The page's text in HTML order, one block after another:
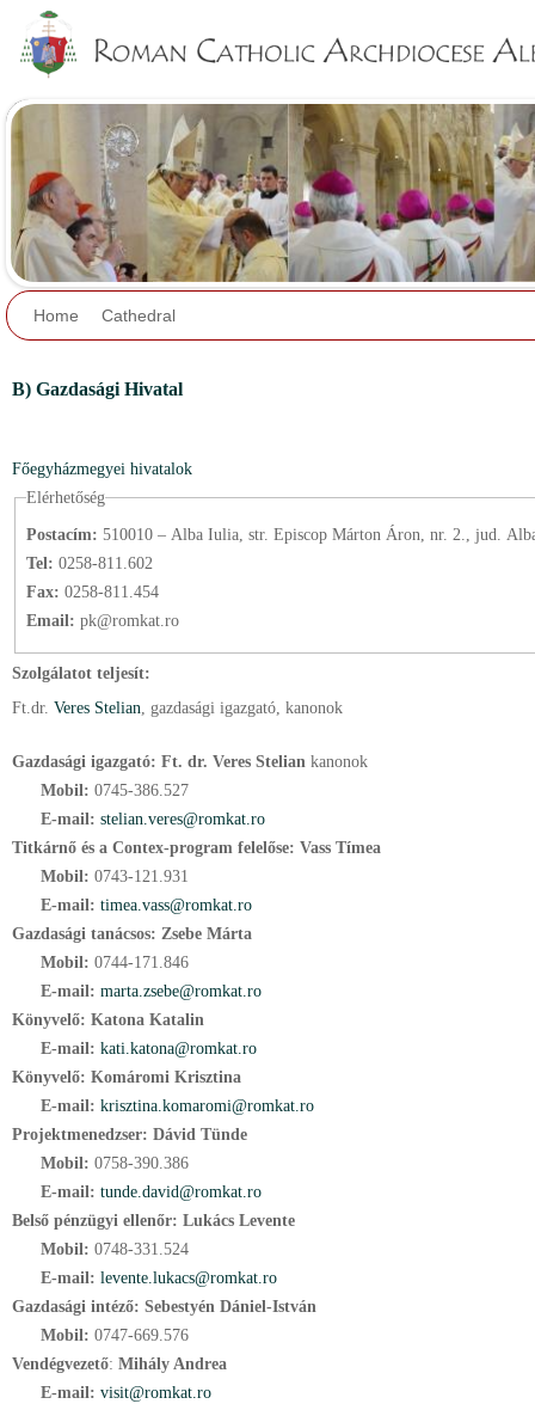
Home Cathedral
B) Gazdasági Hivatal
Főegyházmegyei hivatalok
Elérhetőség
Postacím: 510010 – Alba Iulia, str. Episcop Márton Áron, nr. 2., jud.
Tel: 0258-811.602
Fax: 0258-811.454
Email: pk@romkat.ro
Szolgálatot teljesít:
Ft. dr. Veres Stelian , gazdasági igazgató , kanonok
Gazdasági igazgató: Ft. dr. Veres Stelian kanonok
Mobil: 0745-386.527
E-mail: stelian.veres@romkat.ro
Titkárnő és a Contex-program felelőse: Vass Tímea
Mobil: 0743-121.931
E-mail: timea.vass@romkat.ro
Gazdasági tanácsos: Zsebe Márta
Mobil: 0744-171.846
E-mail: marta.zsebe@romkat.ro
Könyvelő: Katona Katalin
E-mail: kati.katona@romkat.ro
Könyvelő: Komáromi Krisztina
E-mail: krisztina.komaromi@romkat.ro
Projektmenedzser: Dávid Tünde
Mobil: 0758-390.386
E-mail: tunde.david@romkat.ro
Belső pénzügyi ellenőr: Lukács Levente
Mobil: 0748-331.524
E-mail: levente.lukacs@romkat.ro
Gazdasági intéző: Sebestyén Dániel-István
Mobil: 0747-669.576
Vendégvezető: Mihály Andrea
E-mail: visit@romkat.ro